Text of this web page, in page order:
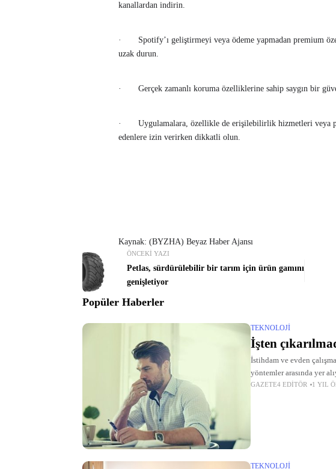
kanallardan indirin.
· Spotify’ı geliştirmeyi veya ödeme yapmadan premium
uzak durun.
· Gerçek zamanlı koruma özelliklerine sahip saygın bir
· Uygulamalara, özellikle de erişilebilirlik hizmetleri veya
edenlere izin verirken dikkatli olun.
Kaynak: (BYZHA) Beyaz Haber Ajansı
ÖNCEKI YAZI
Petlas, sürdürülebilir bir tarım için ürün gamını
genişletiyor
Popüler Haberler
TEKNOLOJI
İşten
İstihdam ve evden
yöntemler arasında yer
arıyoruz.
GAZETE4 EDITÖR 1
TEKNOLOJI